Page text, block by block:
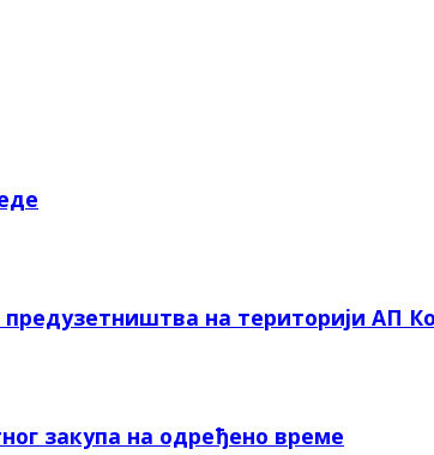
на територији АП
закупа на одређено време